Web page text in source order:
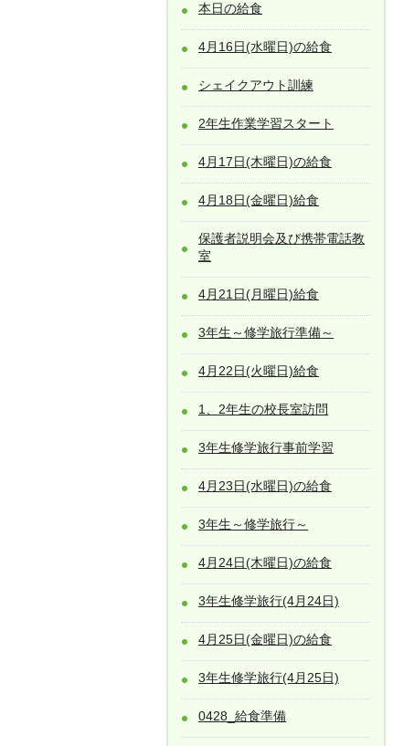
本日の給食
4月16日(水曜日)の給食
シェイクアウト訓練
2年生作業学習スタート
4月17日(木曜日)の給食
4月18日(金曜日)給食
保護者説明会及び携帯電話教
室
4月21日(月曜日)給食
3年生～修学旅行準備～
4月22日(火曜日)給食
1、2年生の校長室訪問
3年生修学旅行事前学習
4月23日(水曜日)の給食
3年生～修学旅行～
4月24日(木曜日)の給食
3年生修学旅行(4月24日)
4月25日(金曜日)の給食
3年生修学旅行(4月25日)
0428_給食準備